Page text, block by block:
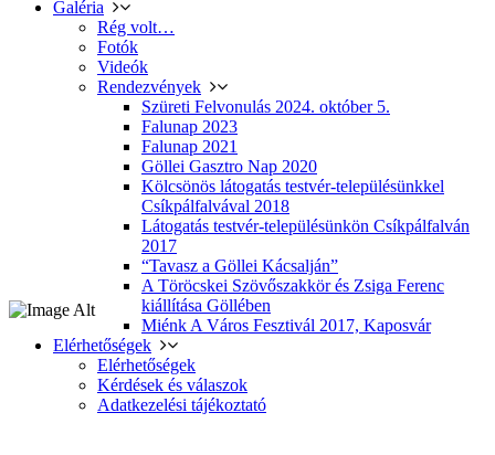
Galéria
Rég volt…
Fotók
Videók
Rendezvények
Szüreti Felvonulás 2024. október 5.
Falunap 2023
Falunap 2021
Göllei Gasztro Nap 2020
Kölcsönös látogatás testvér-településünkkel
Csíkpálfalvával 2018
Látogatás testvér-településünkön Csíkpálfalván
2017
“Tavasz a Göllei Kácsalján”
A Töröcskei Szövőszakkör és Zsiga Ferenc
kiállítása Göllében
Miénk A Város Fesztivál 2017, Kaposvár
Elérhetőségek
Elérhetőségek
Kérdések és válaszok
Adatkezelési tájékoztató